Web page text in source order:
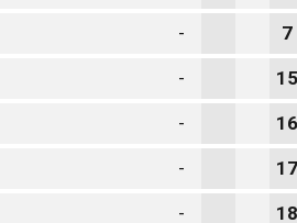
- 7
- 15
- 16
- 17
- 18